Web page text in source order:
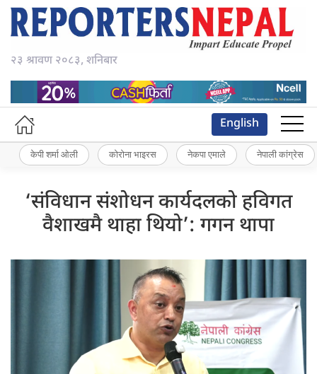
२३ श्रावण २०८३, शनिबार
English
केपी शर्मा ओली कोरोना भाइरस नेकपा एमाले नेपाली कांग्रेस
‘संविधान संशोधन कार्यदलको हविगत
वैशाखमै थाहा थियो’: गगन थापा